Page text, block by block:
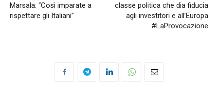
Marsala: “Così imparate a
rispettare gli Italiani”
classe politica che dia fiducia
agli investitori e all’Europa
#LaProvocazione